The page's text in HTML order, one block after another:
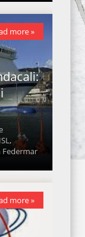
Federmar
more »
more »